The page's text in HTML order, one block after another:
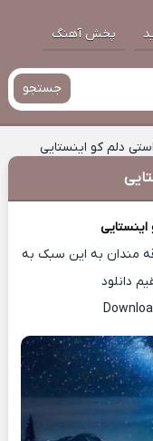
پخش آهنگ
جستجو
دلم کو اینستایی
مندان به این سبک به
دانلود